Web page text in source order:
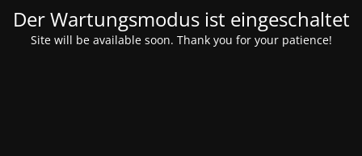
Der Wartungsmodus ist eingeschaltet
Site will be available soon. Thank you for your patience!